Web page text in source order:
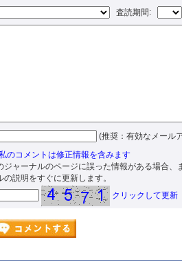
査読期間:
(推奨：有効なメール
のコメントは修正情報を含みます
ジャーナルのページに誤った情報がある場合
の説明をすぐに更新します。
クリックして更新